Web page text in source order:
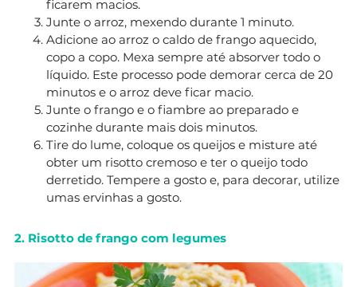
ficarem macios.
Junte o arroz, mexendo durante 1 minuto.
Adicione ao arroz o caldo de frango aquecido,
copo a copo. Mexa sempre até absorver todo o
líquido. Este processo pode demorar cerca de 20
minutos e o arroz deve ficar macio.
Junte o frango e o fiambre ao preparado e
cozinhe durante mais dois minutos.
Tire do lume, coloque os queijos e misture até
obter um risotto cremoso e ter o queijo todo
derretido. Tempere a gosto e, para decorar, utilize
umas ervinhas a gosto.
2. Risotto de frango com legumes